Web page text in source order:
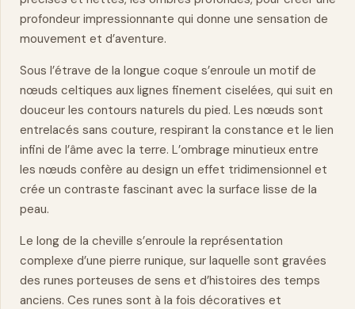
profondeur impressionnante qui donne une sensation de
mouvement et d’aventure.
Sous l’étrave de la longue coque s’enroule un motif de
nœuds celtiques aux lignes finement ciselées, qui suit en
douceur les contours naturels du pied. Les nœuds sont
entrelacés sans couture, respirant la constance et le lien
infini de l’âme avec la terre. L’ombrage minutieux entre
les nœuds confère au design un effet tridimensionnel et
crée un contraste fascinant avec la surface lisse de la
peau.
Le long de la cheville s’enroule la représentation
complexe d’une pierre runique, sur laquelle sont gravées
des runes porteuses de sens et d’histoires des temps
anciens. Ces runes sont à la fois décoratives et